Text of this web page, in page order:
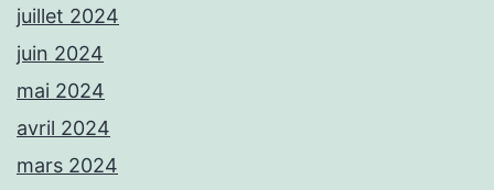
juillet 2024
juin 2024
mai 2024
avril 2024
mars 2024